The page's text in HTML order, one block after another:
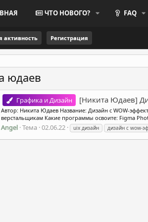
ЧТО НОВОГО? FAQ
активность Регистрация
юдаев
Графика и Дизайн [Никита Юдаев]
Автор: Никита Юдаев Название: Дизайн c WOW-
верстальщикам Какие программы освоите: Figma
Angel Тема 02.06.22 uix дизайн дизайн c wow-